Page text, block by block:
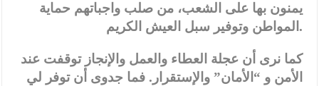
يمنون بها على الشعب، من صلب واجباتهم حماية
المواطن وتوفير سبل العيش الكريم.
كما نرى أن عجلة العطاء والعمل والإنجاز توقفت عند
الأمن و “الأمان” والإستقرار. فما جدوى أن توفر لي